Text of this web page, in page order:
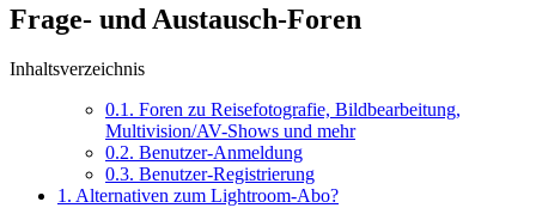
Frage- und Austausch-Foren
Inhaltsverzeichnis
0.1. Foren zu Reisefotografie, Bildbearbeitung,
Multivision/AV-Shows und mehr
0.2. Benutzer-Anmeldung
0.3. Benutzer-Registrierung
1. Alternativen zum Lightroom-Abo?